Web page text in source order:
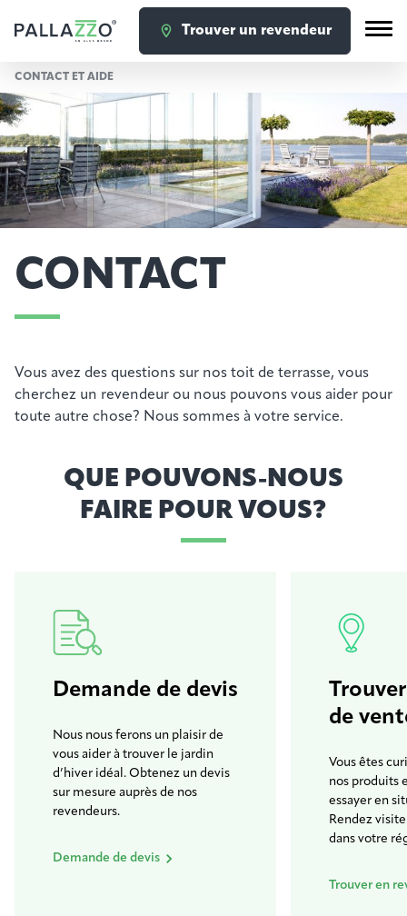
Trouver un revendeur
CONTACT ET AIDE
CONTACT
Vous avez des questions sur nos toit de terrasse, vous
cherchez un revendeur ou nous pouvons vous aider pour
toute autre chose? Nous sommes à votre service.
QUE POUVONS-NOUS
FAIRE POUR VOUS?
Demande de devis
Nous nous ferons un plaisir de
vous aider à trouver le jardin
d’hiver idéal. Obtenez un devis
sur mesure auprès de nos
revendeurs.
Demande de devis
de
Vous êtes
nos produits
essayer en
Rendez
dans votre
Trouver en